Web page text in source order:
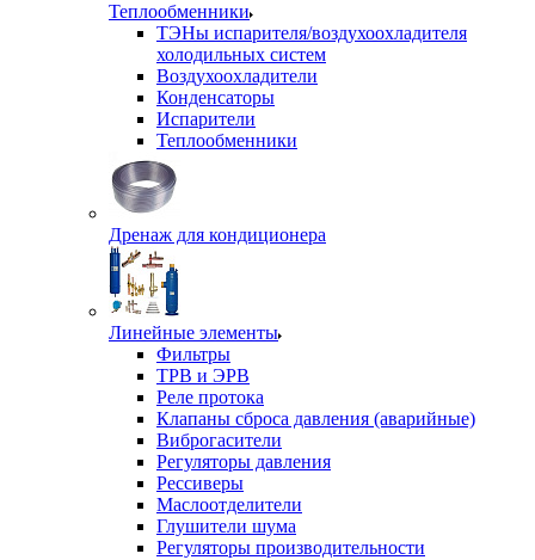
Теплообменники
ТЭНы испарителя/воздухоохладителя
холодильных систем
Воздухоохладители
Конденсаторы
Испарители
Теплообменники
Дренаж для кондиционера
Линейные элементы
Фильтры
ТРВ и ЭРВ
Реле протока
Клапаны сброса давления (аварийные)
Виброгасители
Регуляторы давления
Рессиверы
Маслоотделители
Глушители шума
Регуляторы производительности